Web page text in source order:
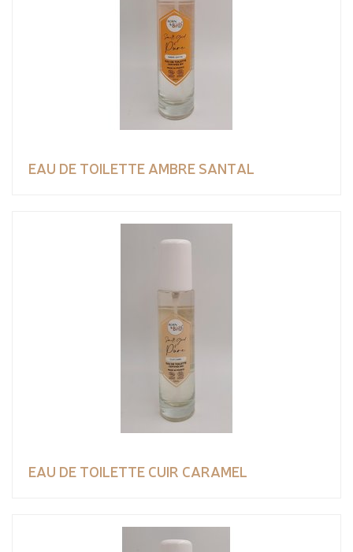
EAU DE TOILETTE AMBRE SANTAL
EAU DE TOILETTE CUIR CARAMEL